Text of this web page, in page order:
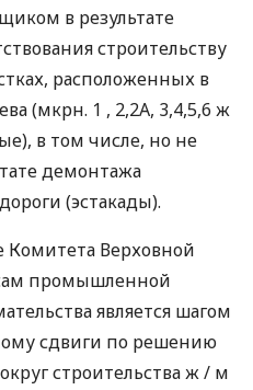
в результате
строительству
расположенных в
(мкрн. 1 , 2,2А, 3,4,5,6 ж
в том числе, но не
демонтажа
(эстакады).
Верховной
промышленной
является шагом
сдвиги по решению
строительства ж / м